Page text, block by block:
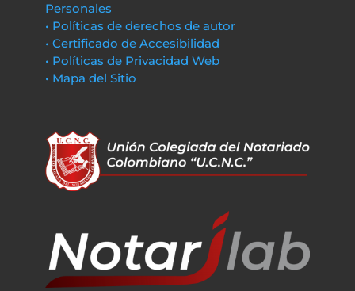
Personales
• Políticas de derechos de autor
• Certificado de Accesibilidad
• Políticas de Privacidad Web
• Mapa del Sitio